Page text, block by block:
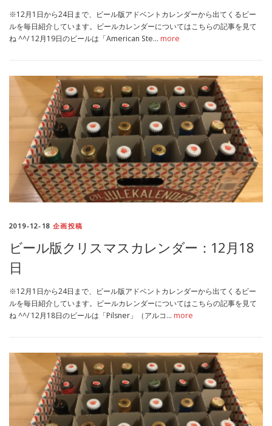
※12月1日から24日まで、ビール版アドベントカレンダーから出てくるビー
ルを毎日紹介しています。ビールカレンダーについてはこちらの記事を見て
ね ^^/ 12月19日のビールは「American Ste… more
2019-12-18企画投稿
ビール版クリスマスカレンダー：12月18
日
※12月1日から24日まで、ビール版アドベントカレンダーから出てくるビー
ルを毎日紹介しています。ビールカレンダーについてはこちらの記事を見て
ね ^^/ 12月18日のビールは「Pilsner」（アルコ… more